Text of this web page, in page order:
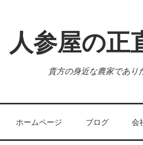
人参屋の正
貴方の身近な農家であり
ホームページ ブログ 会